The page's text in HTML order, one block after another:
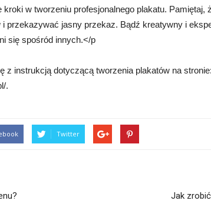
w tworzeniu profesjonalnego plakatu. Pamiętaj,
i przekazywać jasny przekaz. Bądź kreatywny i
się spośród innych.</p
z instrukcją dotyczącą tworzenia plakatów na stronie:
.
Twitter
Jak